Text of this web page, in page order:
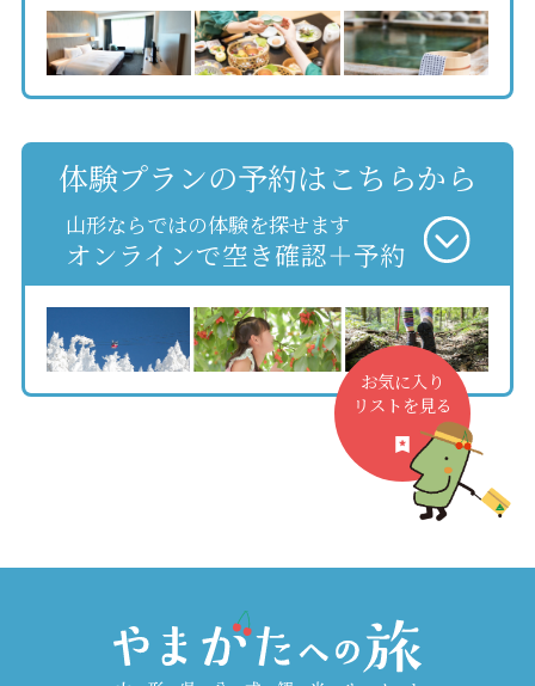
体験プランの予約はこちらから
山形ならではの体験を探せます
オンラインで空き確認＋予約
お気に入り
リストを見る